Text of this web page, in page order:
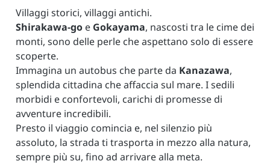
Villaggi storici, villaggi antichi.
Shirakawa-go e Gokayama, nascosti tra le cime dei
monti, sono delle perle che aspettano solo di essere
scoperte.
Immagina un autobus che parte da Kanazawa,
splendida cittadina che affaccia sul mare. I sedili
morbidi e confortevoli, carichi di promesse di
avventure incredibili.
Presto il viaggio comincia e, nel silenzio più
assoluto, la strada ti trasporta in mezzo alla natura,
sempre più su, fino ad arrivare alla meta.